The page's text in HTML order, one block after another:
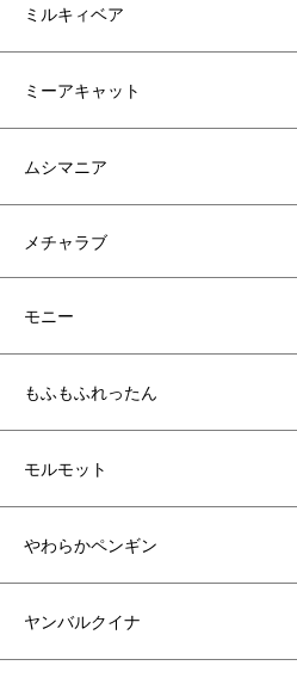
ミルキィベア
ミーアキャット
ムシマニア
メチャラブ
モニー
もふもふれったん
モルモット
やわらかペンギン
ヤンバルクイナ